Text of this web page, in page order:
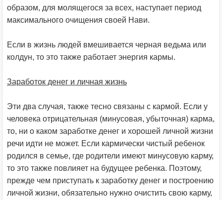
образом, для молящегося за всех, наступает период
максимального очищения своей Нави.
Если в жизнь людей вмешивается черная ведьма или
колдун, то это также работает энергия кармы.
Заработок денег и личная жизнь
Эти два случая, также тесно связаны с кармой. Если у
человека отрицательная (минусовая, убыточная) карма,
то, ни о каком заработке денег и хорошей личной жизни
речи идти не может. Если кармически чистый ребенок
родился в семье, где родители имеют минусовую карму,
то это также повлияет на будущее ребенка. Поэтому,
прежде чем приступать к заработку денег и построению
личной жизни, обязательно нужно очистить свою карму,